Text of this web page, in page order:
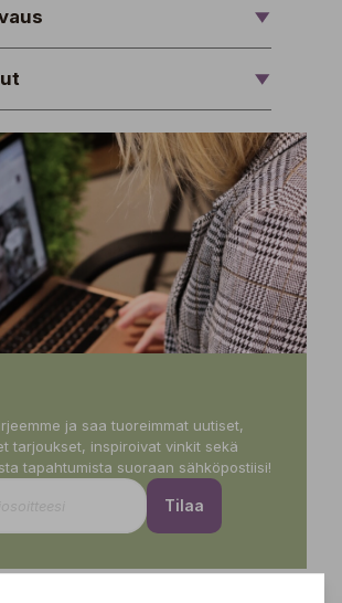
ja saa tuoreimmat uutiset,
tarjoukset, inspiroivat vinkit sekä
tapahtumista suoraan sähköpostiisi!
Tilaa